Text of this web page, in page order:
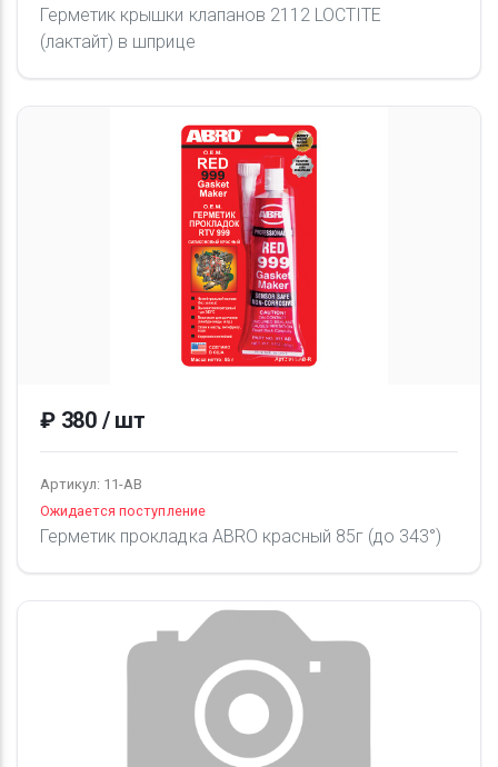
Герметик крышки клапанов 2112 LOCTITE
(лактайт) в шприце
₽ 380 / шт
Артикул: 11-AВ
Ожидается поступление
Герметик прокладка ABRO красный 85г (до 343°)